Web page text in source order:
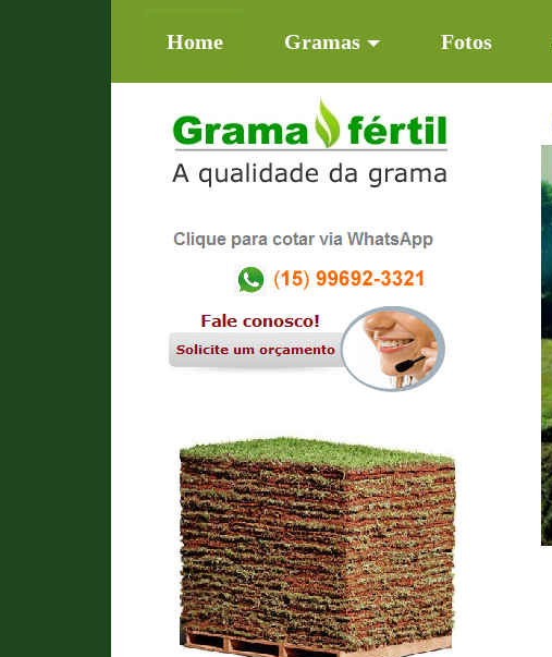
Home(current)Gramas Fotos